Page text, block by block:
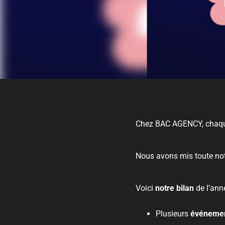
Chez BAC AGENCY,
Nous avons mis toute
Voici notre bilande
Plusieurs